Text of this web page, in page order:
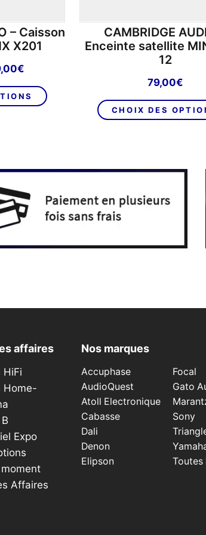
– Caisson
X201
:
€
actuel
est :produit
options
être
choisies
la
CAMBRIDGE
Enceinte satellite
12
79,00€
CHOIX DES
affaires
HiFi
Home-
Expo
Affaires
Nos marques
Accuphase
AudioQuest
Atoll Electronique
Cabasse
Dali
Denon
Elipson
Focal
Gato
Sony
Toutes